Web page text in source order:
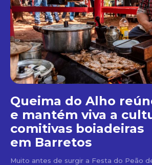
Queima do Alho
e mantém viva a
comitivas boiadeiras
em Barretos
Muito antes de surgir a Festa do Peão